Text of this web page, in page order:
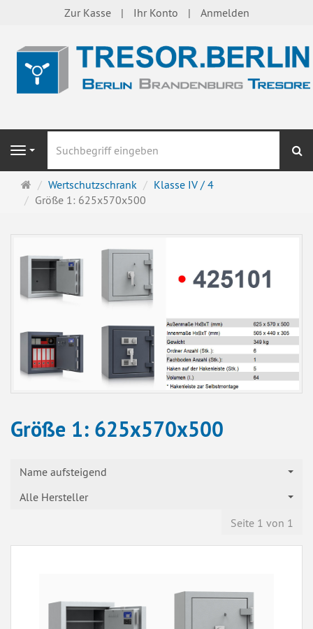
Zur Kasse Ihr Konto Anmelden
Navigation
Startseite
Wertschutzschrank
Klasse IV / 4
Größe 1: 625x570x500
Größe 1: 625x570x500
Name aufsteigend
Alle Hersteller
Seite 1 von 1